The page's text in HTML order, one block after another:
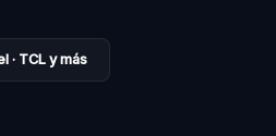
· TCL y más